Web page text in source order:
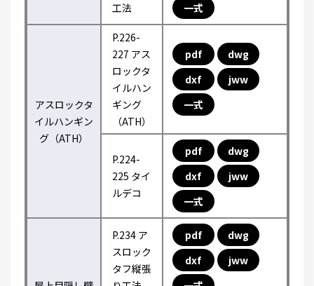
工法
一式
アスロックタ
イルハンギン
グ（ATH）
P.226-
227 アス
ロックタ
イルハン
ギング
（ATH）
pdf
dwg
dxf
jww
一式
P.224-
225 タイ
ルデコ
pdf
dwg
dxf
jww
一式
P.234 ア
スロック
タフ縦張
pdf
dwg
dxf
jww